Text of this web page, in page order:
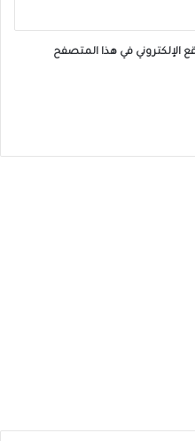
الإلكتروني في هذا المتصفح